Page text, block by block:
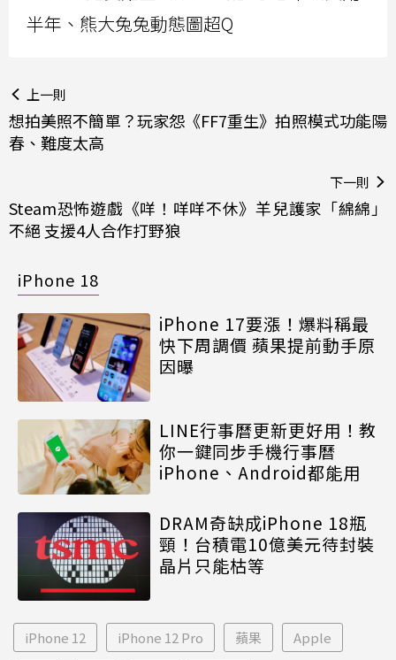
半年、熊大兔兔動態圖超Q
上一則
想拍美照不簡單？玩家怨《FF7重生》拍照模式功能陽
春、難度太高
下一則
Steam恐怖遊戲《咩！咩咩不休》羊兒護家「綿綿」
不絕 支援4人合作打野狼
iPhone 18
iPhone 17要漲！爆料稱最
快下周調價 蘋果提前動手原
因曝
LINE行事曆更新更好用！教
你一鍵同步手機行事曆
iPhone、Android都能用
DRAM奇缺成iPhone 18瓶
頸！台積電10億美元待封裝
晶片只能枯等
iPhone 12 iPhone 12 Pro 蘋果 Apple